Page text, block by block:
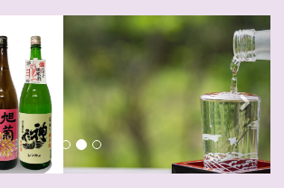
g
n
i
g
N
e
x
t